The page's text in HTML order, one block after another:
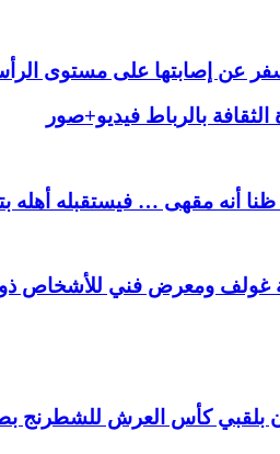
عن إصابتها على مستوى
بالرباط فيديو+صور
أنه مقهى … فيستقبله أهله
غولف ومعرض فني للأشخاص
بلقبي كأس العرش للشطرنج